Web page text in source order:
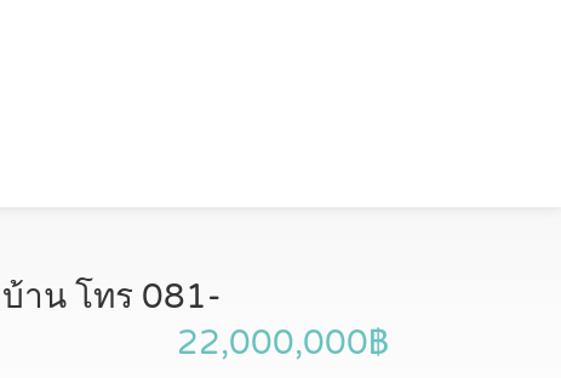
าน โทร 081-
22,000,000฿